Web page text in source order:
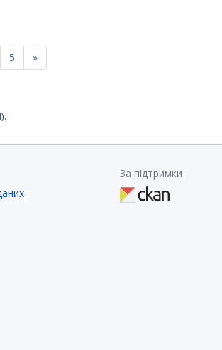
5 »
).
За підтримки